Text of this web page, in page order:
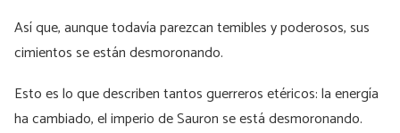
Así que, aunque todavía parezcan temibles y poderosos, sus
cimientos se están desmoronando.
Esto es lo que describen tantos guerreros etéricos: la energía
ha cambiado, el imperio de Sauron se está desmoronando.